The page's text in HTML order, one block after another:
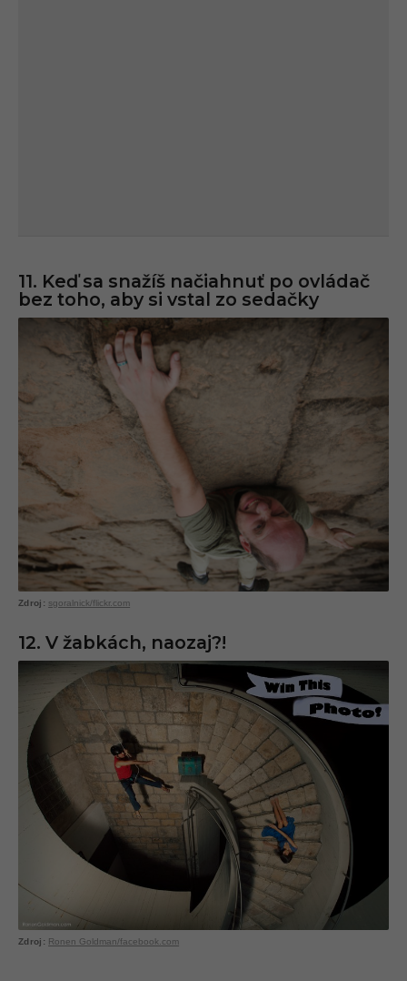
11. Keď sa snažíš načiahnuť po ovládač
bez toho, aby si vstal zo sedačky
sgoralnick/flickr.com
12. V žabkách, naozaj?!
Ronen Goldman/facebook.com